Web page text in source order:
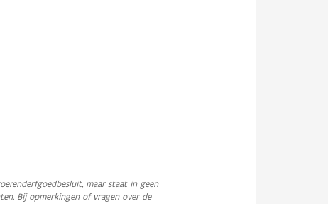
maar staat in geen
Bij opmerkingen of vragen over de